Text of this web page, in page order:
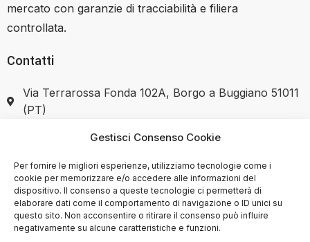
Gestisci Consenso Cookie
Per fornire le migliori esperienze, utilizziamo tecnologie come i
cookie per memorizzare e/o accedere alle informazioni del
dispositivo. Il consenso a queste tecnologie ci permetterà di
elaborare dati come il comportamento di navigazione o ID unici su
questo sito. Non acconsentire o ritirare il consenso può influire
negativamente su alcune caratteristiche e funzioni.
mercato con garanzie di tracciabilità e filiera
controllata.
Contatti
Via Terrarossa Fonda 102A, Borgo a Buggiano 51011
(PT)
+39 351 7446037
SHOP